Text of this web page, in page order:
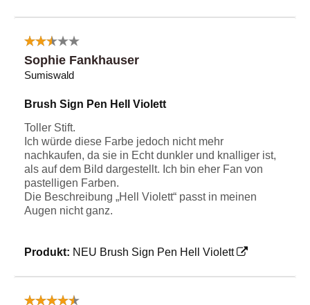
Sophie Fankhauser
Sumiswald
Brush Sign Pen Hell Violett
Toller Stift.
Ich würde diese Farbe jedoch nicht mehr
nachkaufen, da sie in Echt dunkler und knalliger ist,
als auf dem Bild dargestellt. Ich bin eher Fan von
pastelligen Farben.
Die Beschreibung „Hell Violett“ passt in meinen
Augen nicht ganz.
Produkt: NEU Brush Sign Pen Hell Violett